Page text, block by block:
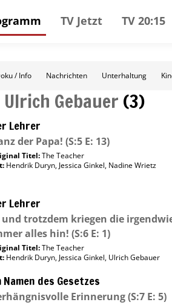
TV Jetzt TV 20:15
/ Info Nachrichten Unterhaltung
Ulrich Gebauer (3)
Lehrer
der Papa! (S:5 E: 13)
Titel:The Teacher
: Hendrik Duryn, Jessica Ginkel, Nadine Wrietz
Lehrer
und trotzdem kriegen die
alles hin! (S:6 E: 1)
Titel:The Teacher
: Hendrik Duryn, Jessica Ginkel, Ulrich Gebauer
Namen des Gesetzes
Erinnerung(S:7 E: 5)